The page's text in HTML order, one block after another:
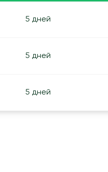
5 дней
5 дней
5 дней